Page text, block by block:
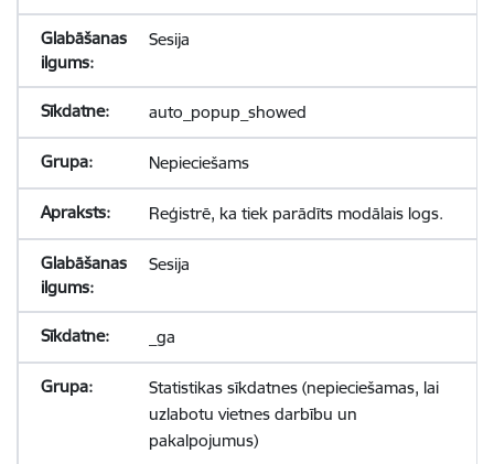
Sesija
auto_popup_showed
Nepieciešams
Reģistrē, ka tiek parādīts modālais logs.
Sesija
_ga
Statistikas sīkdatnes (nepieciešamas, lai
uzlabotu vietnes darbību un
pakalpojumus)